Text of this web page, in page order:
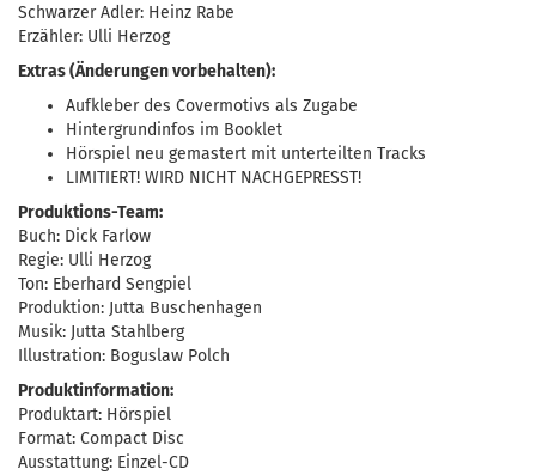
Schwarzer Adler: Heinz Rabe
Erzähler: Ulli Herzog
Extras (Änderungen vorbehalten):
Aufkleber des Covermotivs als Zugabe
Hintergrundinfos im Booklet
Hörspiel neu gemastert mit unterteilten Tracks
LIMITIERT! WIRD NICHT NACHGEPRESST!
Produktions-Team:
Buch: Dick Farlow
Regie: Ulli Herzog
Ton: Eberhard Sengpiel
Produktion: Jutta Buschenhagen
Musik: Jutta Stahlberg
Illustration: Boguslaw Polch
Produktinformation:
Produktart: Hörspiel
Format: Compact Disc
Ausstattung: Einzel-CD